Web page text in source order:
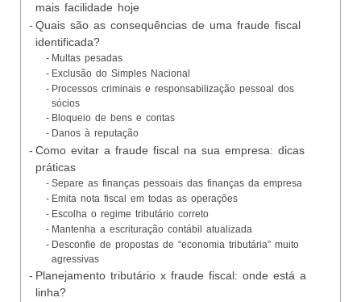
mais facilidade hoje
Quais são as consequências de uma fraude fiscal
identificada?
Multas pesadas
Exclusão do Simples Nacional
Processos criminais e responsabilização pessoal dos
sócios
Bloqueio de bens e contas
Danos à reputação
Como evitar a fraude fiscal na sua empresa: dicas
práticas
Separe as finanças pessoais das finanças da empresa
Emita nota fiscal em todas as operações
Escolha o regime tributário correto
Mantenha a escrituração contábil atualizada
Desconfie de propostas de “economia tributária” muito
agressivas
Planejamento tributário x fraude fiscal: onde está a
linha?